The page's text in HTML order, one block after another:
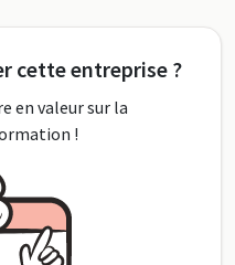
cette entreprise ?
en valeur sur la
!